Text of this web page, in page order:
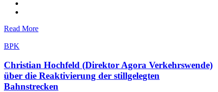
Read More
BPK
Christian Hochfeld (Direktor Agora Verkehrswende)
über die Reaktivierung der stillgelegten
Bahnstrecken